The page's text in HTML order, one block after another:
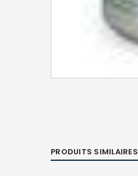
PRODUITS SIMILAIRES